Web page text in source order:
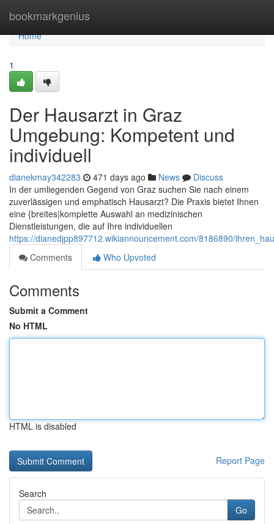
bookmarkgenius
Home
Home
1
Der Hausarzt in Graz
Umgebung: Kompetent und
individuell
dianekmay342283 471 days ago News
Discuss
In der umliegenden Gegend von Graz suchen Sie nach einem
zuverlässigen und emphatisch Hausarzt? Die Praxis bietet Ihnen
eine {breites|komplette Auswahl an medizinischen
Dienstleistungen, die auf Ihre individuellen
https://dianedjpp897712.wikiannouncement.com/8186890/
Comments
Who Upvoted
Comments
Submit a Comment
No HTML
HTML is disabled
Report Page
Search
Go